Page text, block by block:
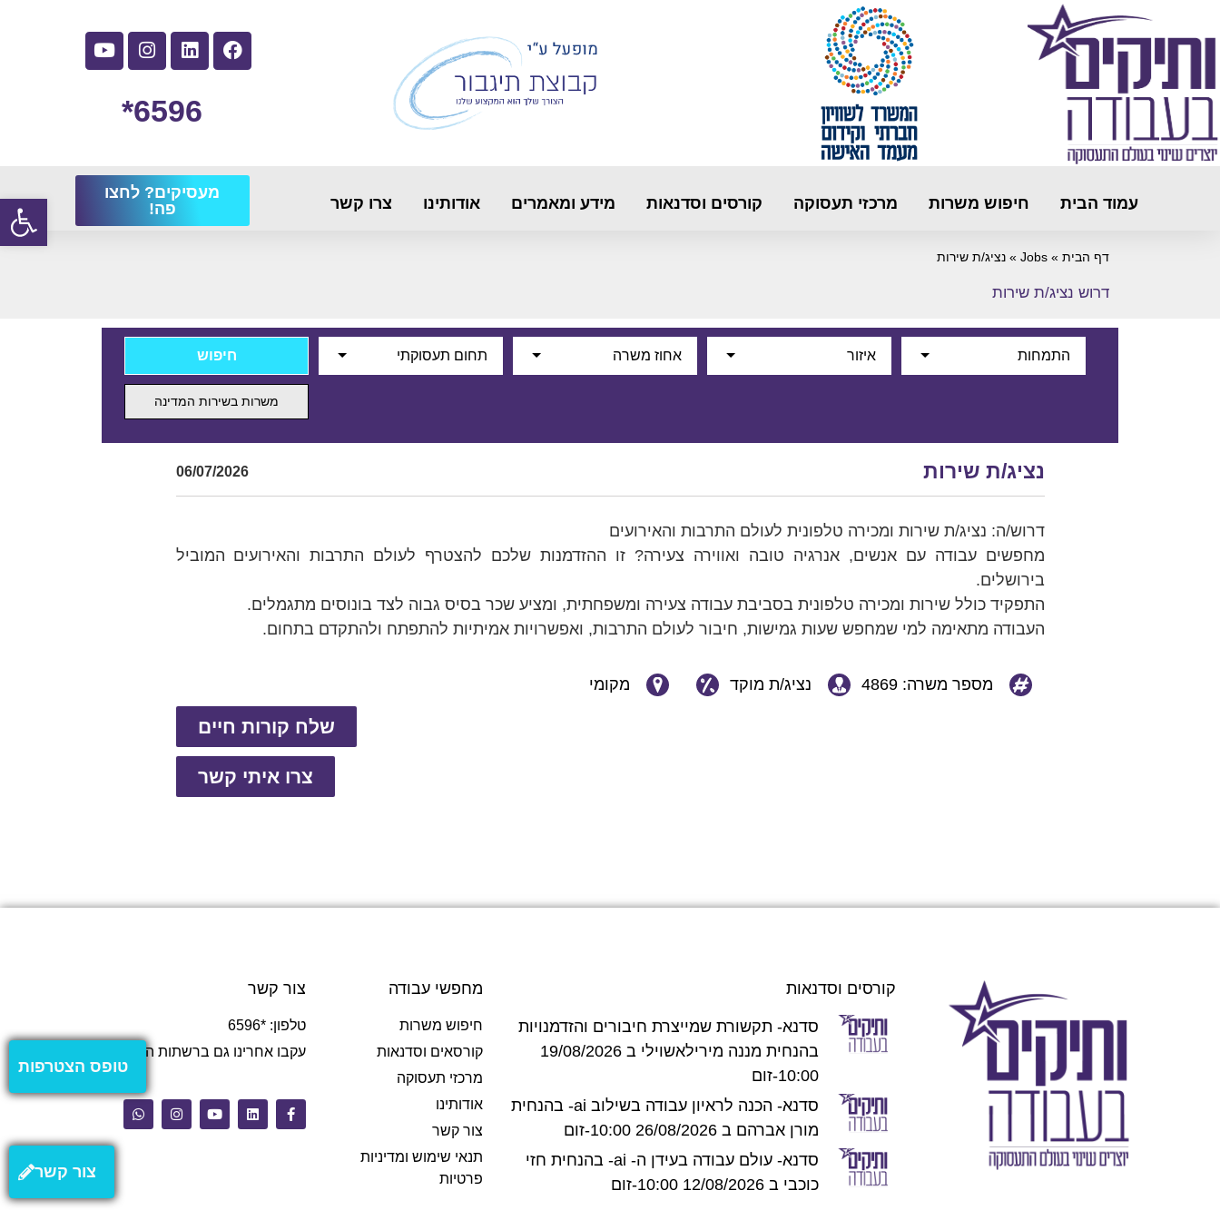
6596*
עמוד הבית חיפוש משרות מרכזי תעסוקה קורסים וסדנאות מידע ומאמרים אודותינו צרו קשר
מעסיקים? לחצו
פה!
דף הבית »
Jobs
» נציג/ת שירות
דרוש נציג/ת שירות
התמחות איזור אחוז משרה תחום תעסוקתי
משרות בשירות המדינה
נציג/ת שירות 06/07/2026
דרוש/ה: נציג/ת שירות ומכירה טלפונית לעולם התרבות והאירועים
מחפשים עבודה עם אנשים, אנרגיה טובה ואווירה צעירה? זו ההזדמנות שלכם להצטרף לעולם התרבות והאירועים המוביל
בירושלים.
התפקיד כולל שירות ומכירה טלפונית בסביבת עבודה צעירה ומשפחתית, ומציע שכר בסיס גבוה לצד בונוסים מתגמלים.
העבודה מתאימה למי שמחפש שעות גמישות, חיבור לעולם התרבות, ואפשרויות אמיתיות להתפתח ולהתקדם בתחום.
מספר משרה: 4869 נציג/ת מוקד מקומי
שלח קורות חיים
צרו איתי קשר
צור קשר
טופס הצטרפות
קורסים וסדנאות
סדנא- תקשורת שמייצרת חיבורים והזדמנויות
בהנחית מננה מירילאשוילי ב 19/08/2026
10:00-זום
סדנא- הכנה לראיון עבודה בשילוב ai- בהנחית
מורן אברהם ב 26/08/2026 10:00-זום
סדנא- עולם עבודה בעידן ה- ai- בהנחית חזי
כוכבי ב 12/08/2026 10:00-זום
מחפשי עבודה
חיפוש משרות
קורסאים וסדנאות
מרכזי תעסוקה
אודותינו
צור קשר
תנאי שימוש ומדיניות
פרטיות
צור קשר
טלפון: *6596
עקבו אחרינו גם ברשתות החברתיות